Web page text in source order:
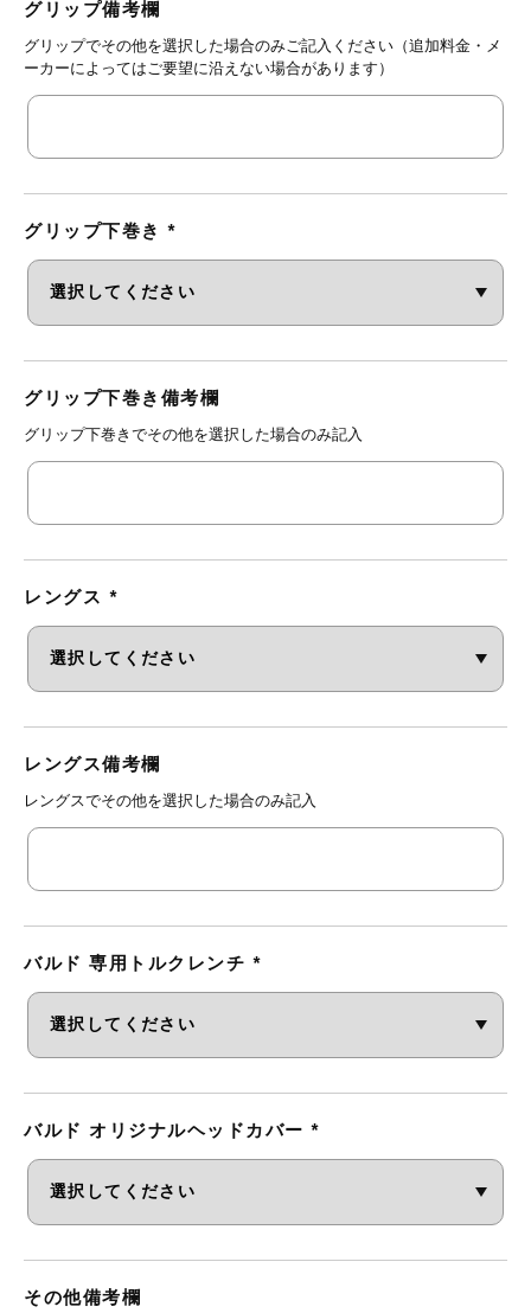
グリップ備考欄
グリップでその他を選択した場合のみご記入ください（追加料金・メ
ーカーによってはご要望に沿えない場合があります）
グリップ下巻き *
グリップ下巻き備考欄
グリップ下巻きでその他を選択した場合のみ記入
レングス *
レングス備考欄
レングスでその他を選択した場合のみ記入
バルド 専用トルクレンチ *
バルド オリジナルヘッドカバー *
その他備考欄